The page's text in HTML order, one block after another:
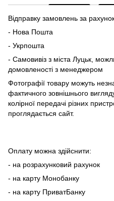
Відправку замовлень за
- Нова Пошта
- Укрпошта
- Самовивіз з міста Луцьк,
домовленості з менеджером
Фотографії товару можуть
фактичного зовнішнього
колірної передачі різних
проглядається сайт.
Оплату можна здійснити:
- на розрахунковий рахунок
- на карту Монобанку
- на карту ПриватБанку